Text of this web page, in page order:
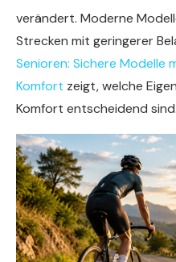
verändert. Moderne
Strecken mit geringerer
Senioren: Sichere Modelle
Komfort zeigt, welche
Komfort entscheidend sind.